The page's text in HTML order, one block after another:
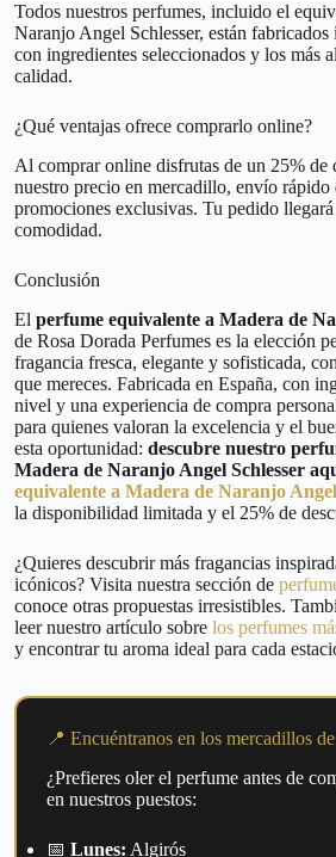
Todos nuestros perfumes, incluido el
Naranjo Angel Schlesser, están fabricados
con ingredientes seleccionados y los más
calidad.
¿Qué ventajas ofrece comprarlo online?
Al comprar online disfrutas de un 25% de
nuestro precio en mercadillo, envío rápido
promociones exclusivas. Tu pedido
comodidad.
Conclusión
El perfume equivalente a Madera de
de Rosa Dorada Perfumes es la elección
fragancia fresca, elegante y sofisticada,
que mereces. Fabricada en España, con
nivel y una experiencia de compra
para quienes valoran la excelencia y el
esta oportunidad: descubre nuestro
Madera de Naranjo Angel Schlesser
equivalente a Madera de Naranjo
la disponibilidad limitada y el 25% de
¿Quieres descubrir más fragancias
icónicos? Visita nuestra sección de
conoce otras propuestas irresistibles.
leer nuestro artículo sobre los perfumes
y encontrar tu aroma ideal para cada
📍 Encuéntranos en los mercadillos
¿Prefieres oler el perfume antes de
en nuestros puestos:
📅 Lunes: Algirós